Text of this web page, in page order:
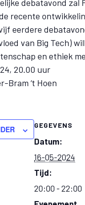
debatavond
recente
eerdere
van Big Tech)
en ethiek
20.00 uur
Bram ‘t Hoen
GEGEVENS
Datum:
16-05-2024
Tijd:
20:00 - 22:00